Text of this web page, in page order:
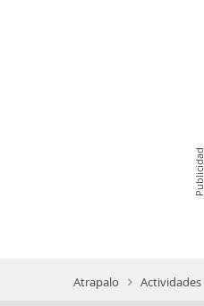
Publicidad
Atrapalo Actividades